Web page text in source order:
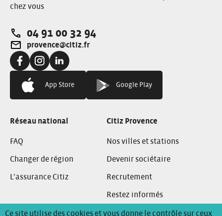
chez vous
Téléphone:
04 91 00 32 94
Adresse e-mail:
provence@citiz.fr
Facebook:Instagram:Linkedin:
App Store Google Play
Réseau national
FAQ
Changer de région
L’assurance Citiz
Citiz Provence
Nos villes et stations
Devenir sociétaire
Recrutement
Restez informés
Ce site utilise des cookies et vous donne le contrôle sur ceux